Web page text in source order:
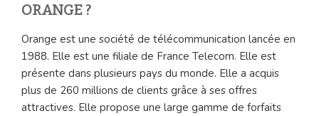
ORANGE ?
Orange est une société de télécommunication lancée en
1988. Elle est une filiale de France Telecom. Elle est
présente dans plusieurs pays du monde. Elle a acquis
plus de 260 millions de clients grâce à ses offres
attractives. Elle propose une large gamme de forfaits